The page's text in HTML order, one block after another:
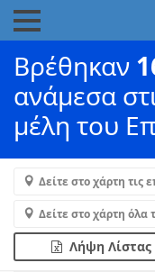
Βρέθηκαν
ανάμεσα
μέλη του
Δείτε στο χάρτη τις
Δείτε στο χάρτη όλα
Λήψη Λίστας